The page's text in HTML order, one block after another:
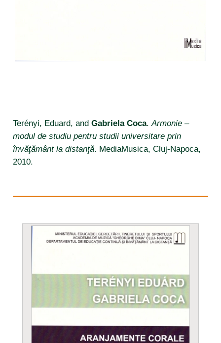
Terényi, Eduard, andGabriela Coca.Armonie –
modul de studiu pentru studii universitare prin
învăţământ la distanţă. MediaMusica, Cluj-Napoca,
2010.